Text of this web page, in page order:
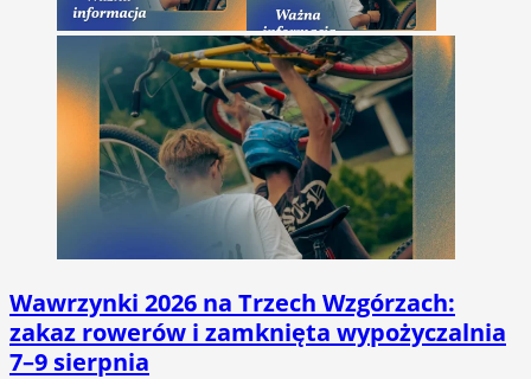
Wawrzynki 2026 na Trzech Wzgórzach:
zakaz rowerów i zamknięta wypożyczalnia
7–9 sierpnia